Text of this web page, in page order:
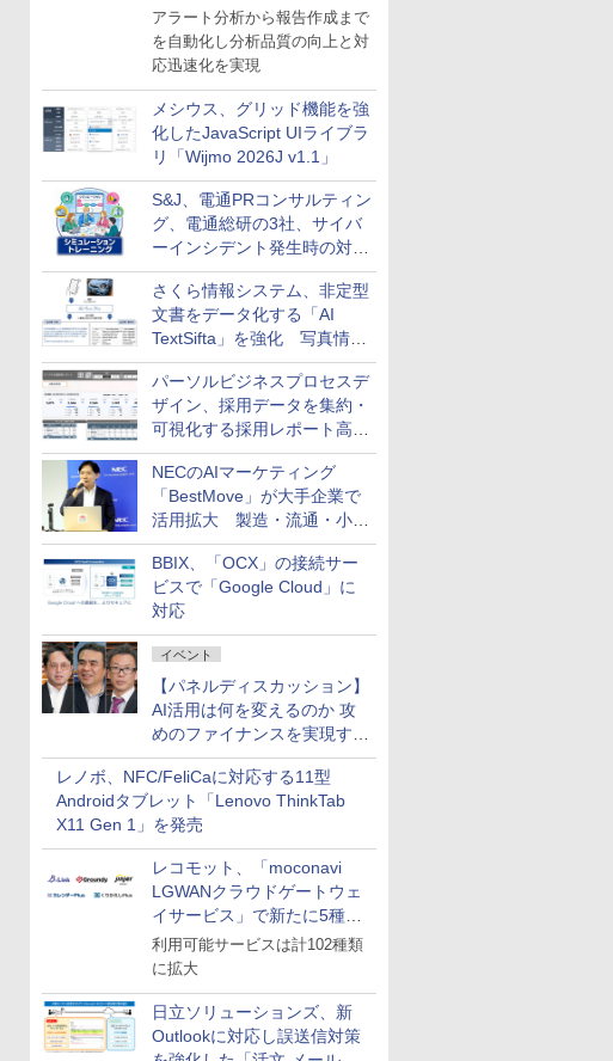
導入
アラート分析から報告作成まで
を自動化し分析品質の向上と対
応迅速化を実現
メシウス、グリッド機能を強
化したJavaScript UIライブラ
リ「Wijmo 2026J v1.1」
S&J、電通PRコンサルティン
グ、電通総研の3社、サイバ
ーインシデント発生時の対応
と危機管理広報を一体的に訓
練するプログラムを提供
さくら情報システム、非定型
文書をデータ化する「AI
TextSifta」を強化 写真情報
のデータ化などに対応
パーソルビジネスプロセスデ
ザイン、採用データを集約・
可視化する採用レポート高速
化サービスを提供
NECのAIマーケティング
「BestMove」が大手企業で
活用拡大 製造・流通・小売
企業・広告代理店などが実装
フェーズへ
BBIX、「OCX」の接続サー
ビスで「Google Cloud」に
対応
イベント
【パネルディスカッション】
AI活用は何を変えるのか 攻
めのファイナンスを実現する
業務設計とマインドセット変
革
レノボ、NFC/FeliCaに対応する11型
Androidタブレット「Lenovo ThinkTab
X11 Gen 1」を発売
レコモット、「moconavi
LGWANクラウドゲートウェ
イサービス」で新たに5種類
のサービスと連携開始
利用可能サービスは計102種類
に拡大
日立ソリューションズ、新
Outlookに対応し誤送信対策